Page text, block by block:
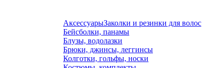
АксессуарыЗаколки и резинки для волос
Бейсболки, панамы
Блузы, водолазки
Брюки, джинсы, леггинсы
Колготки, гольфы, носки